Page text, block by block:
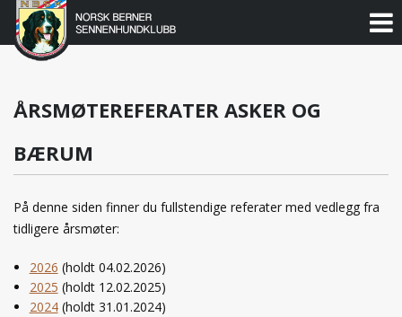
Gå
innholdet
Norsk
Berner
Sennenhundklubb
ÅRSMØTEREFERATER ASKER OG
BÆRUM
På denne siden finner du fullstendige referater med vedlegg fra
tidligere årsmøter:
2026 (holdt 04.02.2026)
2025 (holdt 12.02.2025)
2024(holdt 31.01.2024)